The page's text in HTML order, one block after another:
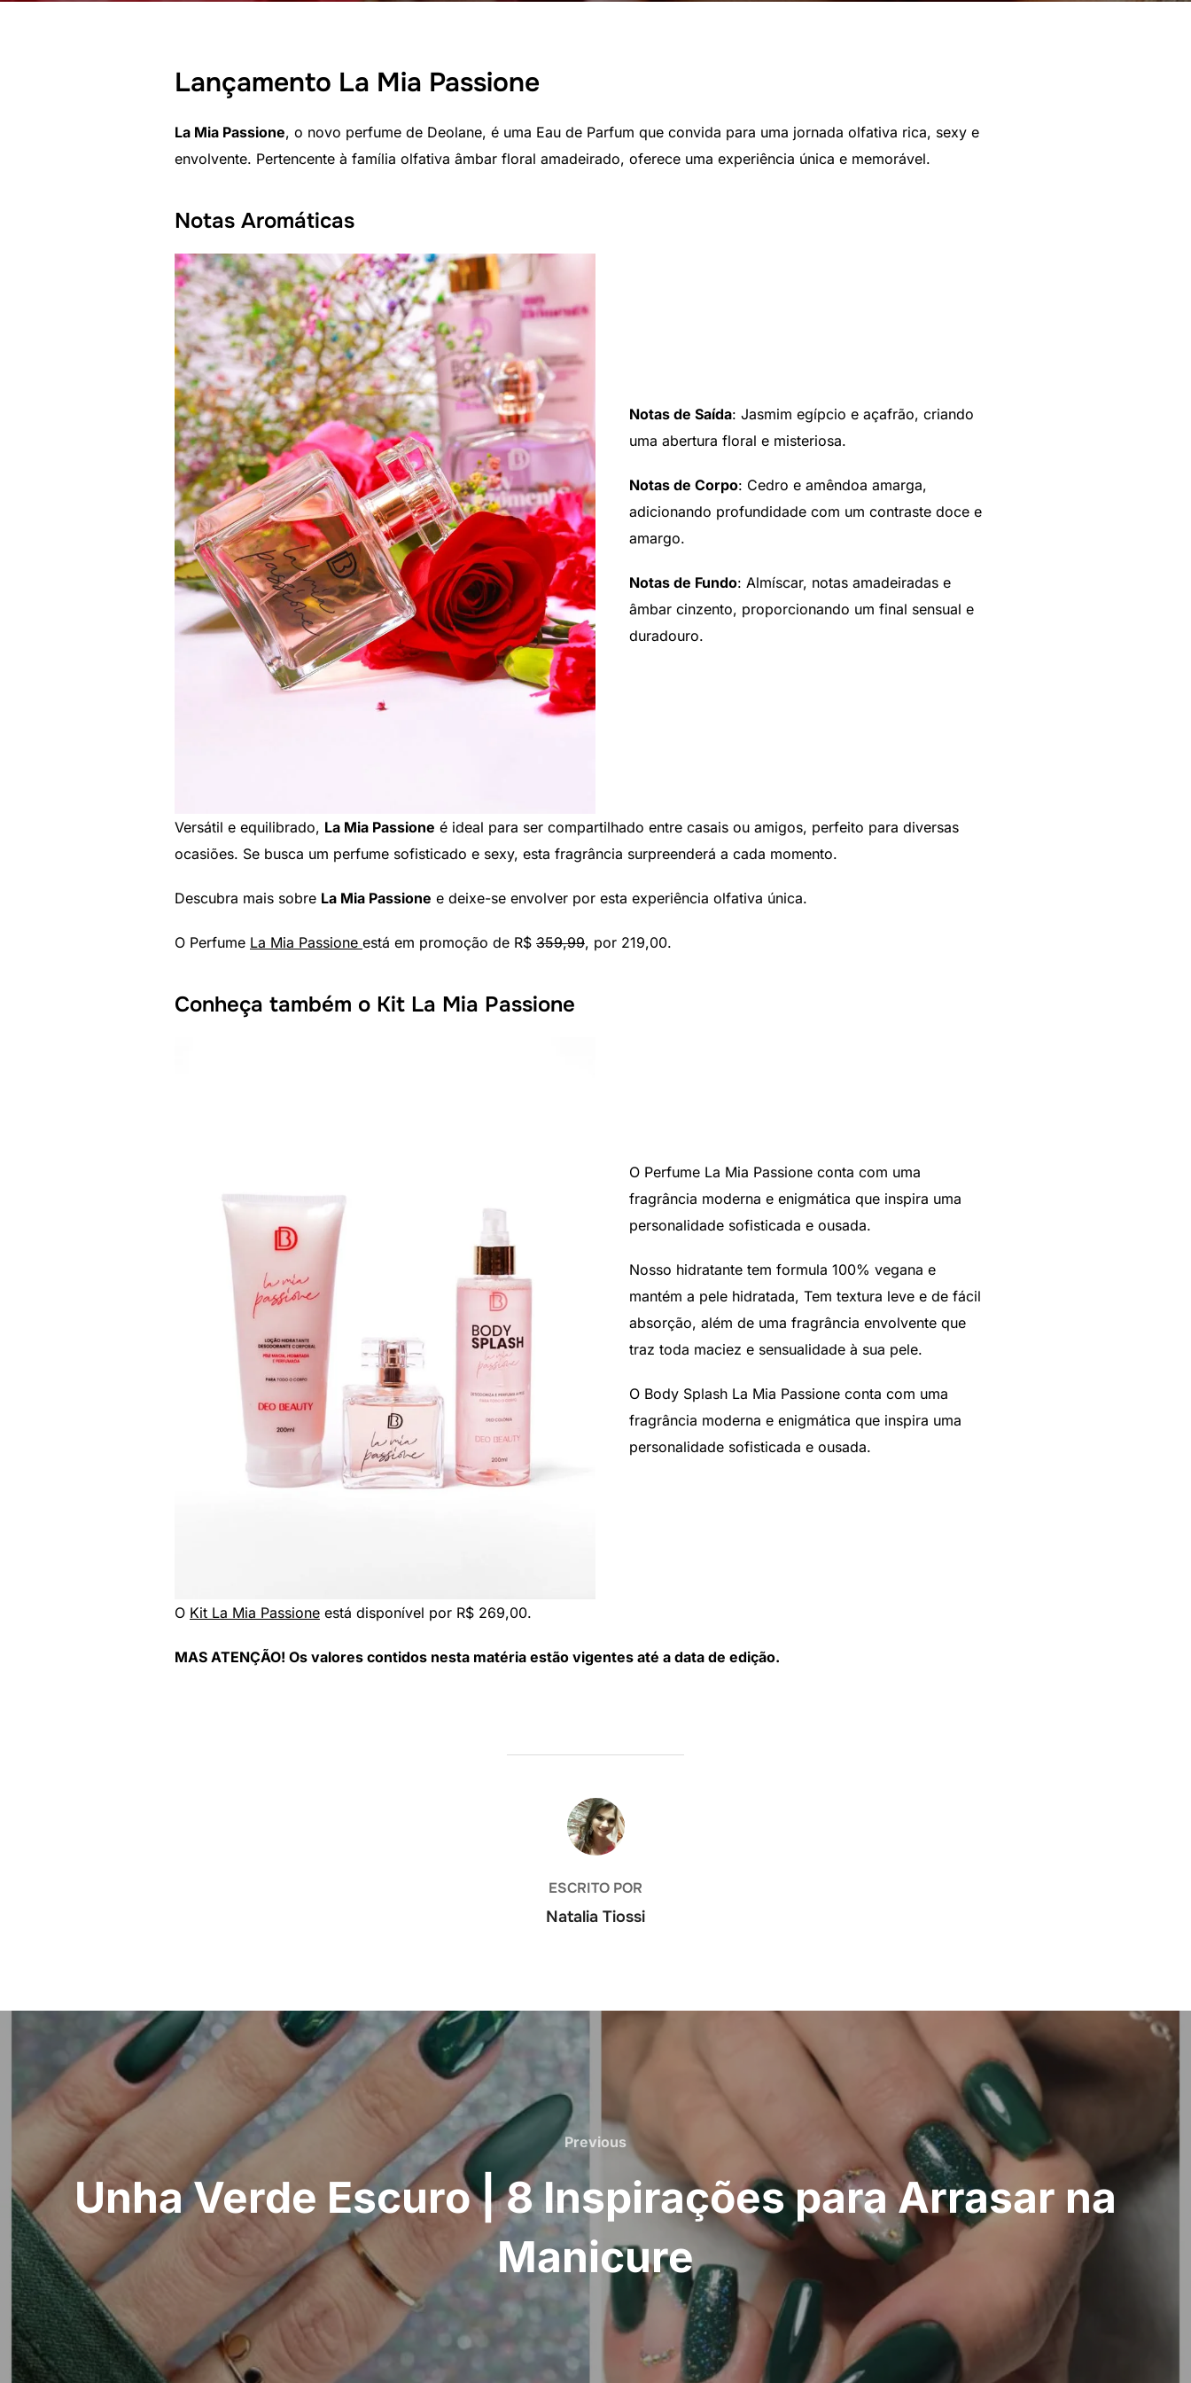
Lançamento La Mia Passione
La Mia Passione, o novo perfume de Deolane, é uma Eau de Parfum que convida para uma jornada olfativa rica, sexy e
envolvente. Pertencente à família olfativa âmbar floral amadeirado, oferece uma experiência única e memorável.
Notas Aromáticas
Notas de Saída: Jasmim egípcio e açafrão, criando
uma abertura floral e misteriosa.
Notas de Corpo: Cedro e amêndoa amarga,
adicionando profundidade com um contraste doce e
amargo.
Notas de Fundo: Almíscar, notas amadeiradas e
âmbar cinzento, proporcionando um final sensual e
duradouro.
Versátil e equilibrado, La Mia Passione é ideal para ser compartilhado entre casais ou amigos, perfeito para diversas
ocasiões. Se busca um perfume sofisticado e sexy, esta fragrância surpreenderá a cada momento.
Descubra mais sobre La Mia Passione e deixe-se envolver por esta experiência olfativa única.
O Perfume La Mia Passione está em promoção de R$ 359,99, por 219,00.
Conheça também o Kit La Mia Passione
O Perfume La Mia Passione conta com uma
fragrância moderna e enigmática que inspira uma
personalidade sofisticada e ousada.
Nosso hidratante tem formula 100% vegana e
mantém a pele hidratada, Tem textura leve e de fácil
absorção, além de uma fragrância envolvente que
traz toda maciez e sensualidade à sua pele.
O Body Splash La Mia Passione conta com uma
fragrância moderna e enigmática que inspira uma
personalidade sofisticada e ousada.
O Kit La Mia Passione está disponível por R$ 269,00.
MAS ATENÇÃO! Os valores contidos nesta matéria estão vigentes até a data de edição.
AUTOR DO POST
ESCRITO POR
Natalia Tiossi
Navegação
Post
Previous
Previous
Unha Verde Escuro | 8 Inspirações para Arrasar na
Manicure